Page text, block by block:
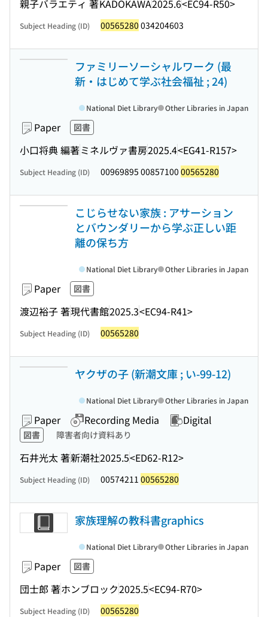
親子バラエティ 著KADOKAWA2025.6<EC94-R50>
Subject Heading (ID) 00565280 034204603
ファミリーソーシャルワーク (最
新・はじめて学ぶ社会福祉 ; 24)
Paper 図書
小口将典 編著ミネルヴァ書房2025.4<EG41-R157>
National Diet Library Other Libraries in Japan
Subject Heading (ID) 00969895 00857100 00565280
こじらせない家族 : アサーション
とバウンダリーから学ぶ正しい距
離の保ち方
Paper 図書
渡辺裕子 著現代書館2025.3<EC94-R41>
National Diet Library Other Libraries in Japan
Subject Heading (ID) 00565280
ヤクザの子 (新潮文庫 ; い-99-12)
Paper Recording Media Digital
図書 障害者向け資料あり
石井光太 著新潮社2025.5<ED62-R12>
National Diet Library Other Libraries in Japan
Subject Heading (ID) 00574211 00565280
家族理解の教科書graphics
Paper 図書
団士郎 著ホンブロック2025.5<EC94-R70>
National Diet Library Other Libraries in Japan
Subject Heading (ID) 00565280